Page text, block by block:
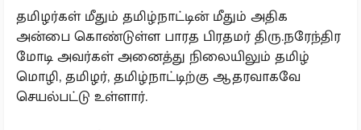
தமிழர்கள் மீதும் தமிழ்நாட்டின் மீதும் அதிக
அன்பை கொண்டுள்ள பாரத பிரதமர் திரு.நரேந்திர
மோடி அவர்கள் அனைத்து நிலையிலும் தமிழ்
மொழி, தமிழர், தமிழ்நாட்டிற்கு ஆதரவாகவே
செயல்பட்டு உள்ளார்.